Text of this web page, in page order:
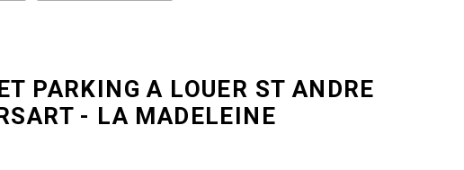
PARKING A LOUER ST ANDRE
- LA MADELEINE